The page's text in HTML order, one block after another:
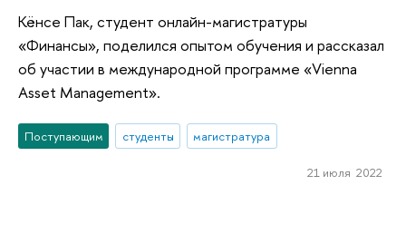
Кёнсе Пак, студент онлайн-магистратуры
«Финансы», поделился опытом обучения и рассказал
об участии в международной программе «Vienna
Asset Management».
Поступающим студенты магистратура
21 июля 2022